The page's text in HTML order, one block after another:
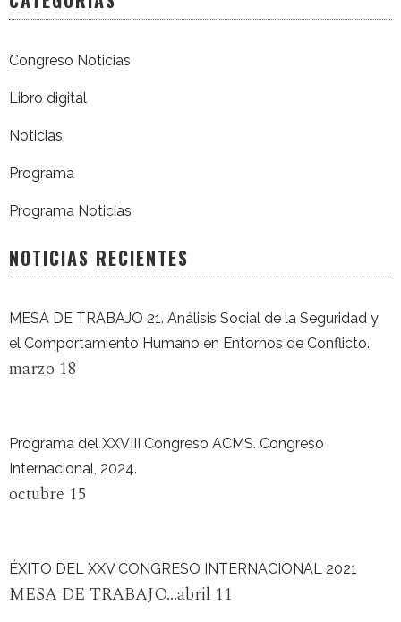
Congreso Noticias
Libro digital
Noticias
Programa
Programa Noticias
NOTICIAS RECIENTES
MESA DE TRABAJO 21. Análisis Social de la Seguridad y
el Comportamiento Humano en Entornos de Conflicto.
marzo 18
Programa del XXVIII Congreso ACMS. Congreso
Internacional, 2024.
octubre 15
ÉXITO DEL XXV CONGRESO INTERNACIONAL 2021
MESA DE TRABAJO...abril 11